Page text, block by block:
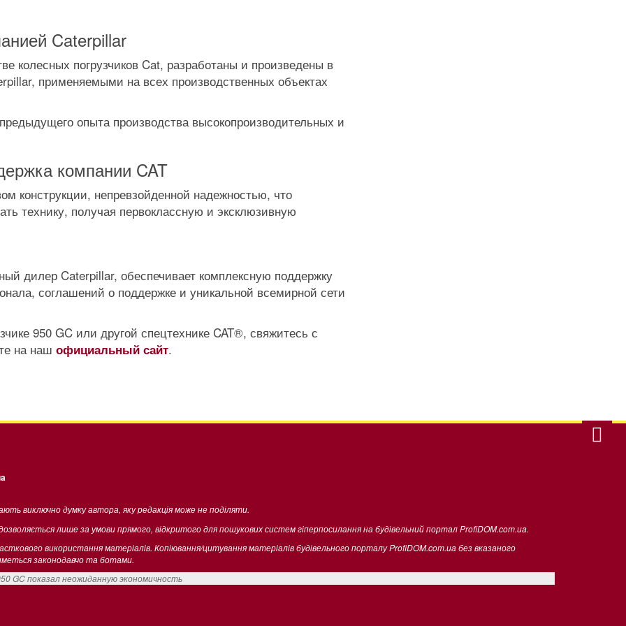
Caterpillar
колесных погрузчиков Cat, разработаны и произведены в
применяемыми на всех производственных объектах
опыта производства высокопроизводительных и
компании CAT
конструкции, непревзойденной надежностью, что
технику, получая первоклассную и эксклюзивную
дилер Caterpillar, обеспечивает комплексную поддержку
соглашений о поддержке и уникальной всемирной сети
950 GC или другой спецтехнике CAT®, свяжитесь с
на наш официальный сайт.
виключно думку автора, яку редакція може не поділяти.
лише за умови прямого, відкритого для пошукових систем гіперпосилання на будівельний портал ProfiDOM.com.ua.
використання матеріалів. Копіювання/цитування матеріалів будівельного порталу ProfiDOM.com.ua без вказаного
законодавчо та ботами.
GC показал неожиданную экономичность